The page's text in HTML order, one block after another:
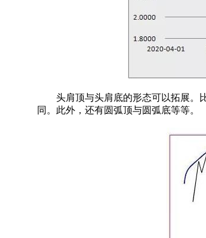
头肩顶与头肩底的形态可以拓展。比
同。此外，还有圆弧顶与圆弧底等等。